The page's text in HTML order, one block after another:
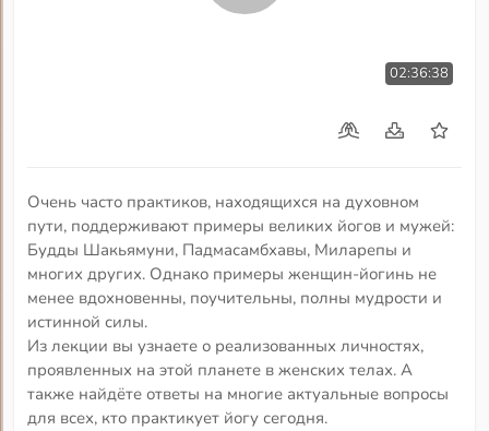
02:36:38
Очень часто практиков, находящихся на духовном
пути, поддерживают примеры великих йогов и мужей:
Будды Шакьямуни, Падмасамбхавы, Миларепы и
многих других. Однако примеры женщин-йогинь не
менее вдохновенны, поучительны, полны мудрости и
истинной силы.
Из лекции вы узнаете о реализованных личностях,
проявленных на этой планете в женских телах. А
также найдёте ответы на многие актуальные вопросы
для всех, кто практикует йогу сегодня.